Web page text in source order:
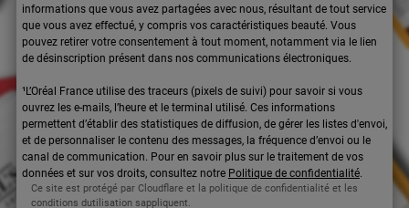
informations que vous avez partagées avec nous, résultant de tout service
que vous avez effectué, y compris vos caractéristiques beauté. Vous
pouvez retirer votre consentement à tout moment, notamment via le lien
de désinscription présent dans nos communications électroniques.
¹L’Oréal France utilise des traceurs (pixels de suivi) pour savoir si vous
ouvrez les e-mails, l’heure et le terminal utilisé. Ces informations
permettent d’établir des statistiques de diffusion, de gérer les listes d'envoi,
et de personnaliser le contenu des messages, la fréquence d’envoi ou le
canal de communication. Pour en savoir plus sur le traitement de vos
données et sur vos droits, consultez notre Politique de confidentialité.
Ce site est protégé par Cloudflare et la politique de confidentialité et les
conditions dutilisation sappliquent.